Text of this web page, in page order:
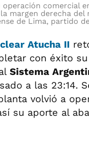
comercial
margen derecha del
de Lima, partido
Atucha II
con éxito
Sistema
a las 23:14.
volvió a
su aporte al